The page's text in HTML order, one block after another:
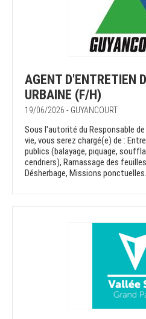
AGENT D'ENTRETIEN
URBAINE (F/H)
19/06/2026 - GUYANCOURT
Sous l'autorité du Responsable
vie, vous serez chargé(e) de :
publics (balayage, piquage,
cendriers), Ramassage des
Désherbage, Missions